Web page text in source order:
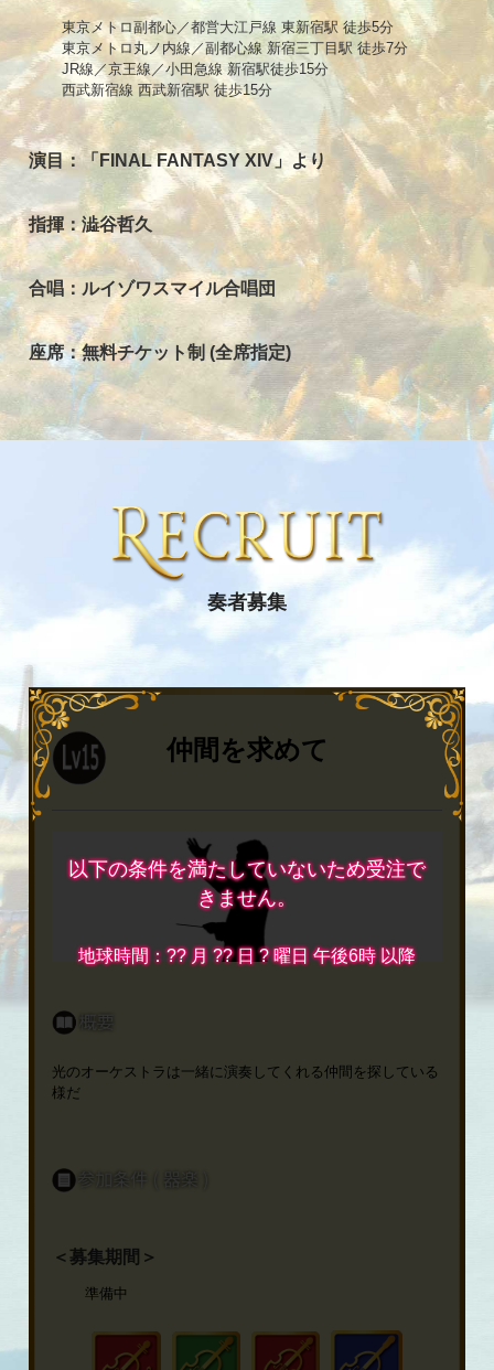
東京メトロ副都心／都営大江戸線 東新宿駅 徒歩5分
東京メトロ丸ノ内線／副都心線 新宿三丁目駅 徒歩7分
JR線／京王線／小田急線 新宿駅徒歩15分
西武新宿線 西武新宿駅 徒歩15分
演目：「FINAL FANTASY XIV」より
指揮：澁谷哲久
合唱：ルイゾワスマイル合唱団
座席：無料チケット制 (全席指定)
奏者募集
以下の条件を満たしていないため受注で
きません。
地球時間：?? 月 ?? 日 ? 曜日 午後6時 以降
仲間を求めて
光のオーケストラは一緒に演奏してくれる仲間を探している
様だ
＜募集期間＞
準備中